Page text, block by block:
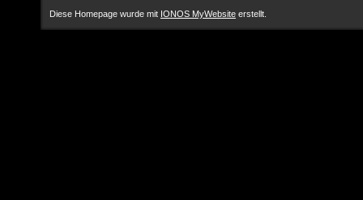
Diese Homepage wurde mit IONOS MyWebsite erstellt.